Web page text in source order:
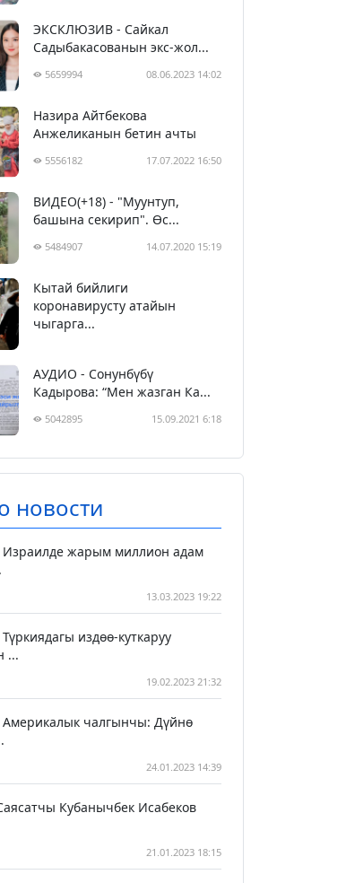
ЭКСКЛЮЗИВ - Сайкал
Садыбакасованын экс-жол...
5659994 08.06.2023 14:02
Назира Айтбекова
Анжеликанын бетин ачты
5556182 17.07.2022 16:50
ВИДЕО(+18) - "Муунтуп,
башына секирип". Өс...
5484907 14.07.2020 15:19
Кытай бийлиги
коронавирусту атайын
чыгарга...
АУДИО - Сонунбүбү
Кадырова: “Мен жазган Ка...
5042895 15.09.2021 6:18
новости
жарым миллион адам
13.03.2023 19:22
издөө-куткаруу
...
19.02.2023 21:32
чалгынчы: Дүйнө
24.01.2023 14:39
Кубанычбек Исабеков
21.01.2023 18:15